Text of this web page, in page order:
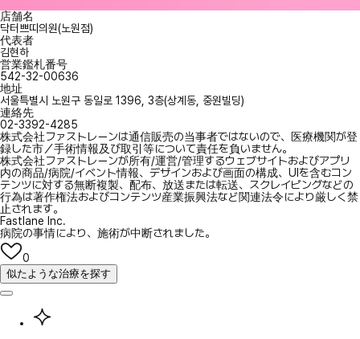
店舗名
닥터쁘띠의원(노원점)
代表者
김현하
営業鑑札番号
542-32-00636
地址
서울특별시 노원구 동일로 1396, 3층(상계동, 중원빌딩)
連絡先
02-3392-4285
株式会社ファストレーンは通信販売の当事者ではないので、医療機関が登
録した市／手術情報及び取引等について責任を負いません。
株式会社ファストレーンが所有/運営/管理するウェブサイトおよびアプリ
内の商品/病院/イベント情報、デザインおよび画面の構成、UIを含むコン
テンツに対する無断複製、配布、放送または転送、スクレイピングなどの
行為は著作権法およびコンテンツ産業振興法など関連法令により厳しく禁
止されます。
Fastlane Inc.
病院の事情により、施術が中断されました。
0
似たような治療を探す